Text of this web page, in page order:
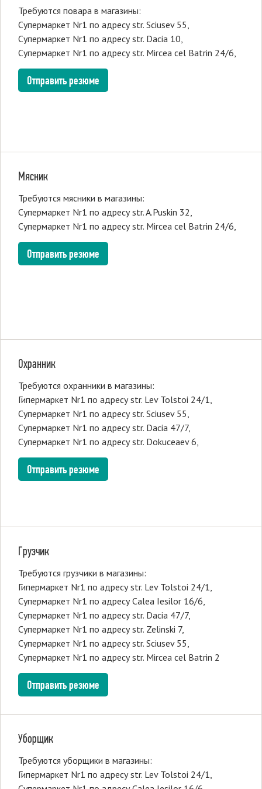
Требуются повара в магазины:
Супермаркет Nr1 по адресу str. Sciusev 55,
Супермаркет Nr1 по адресу str. Dacia 10,
Супермаркет Nr1 по адресу str. Mircea cel Batrin 24/6,
Отправить резюме
Мясник
Требуются мясники в магазины:
Супермаркет Nr1 по адресу str. A.Puskin 32,
Супермаркет Nr1 по адресу str. Mircea cel Batrin 24/6,
Отправить резюме
Охранник
Требуются охранники в магазины:
Гипермаркет Nr1 по адресу str. Lev Tolstoi 24/1,
Супермаркет Nr1 по адресу str. Sciusev 55,
Супермаркет Nr1 по адресу str. Dacia 47/7,
Супермаркет Nr1 по адресу str. Dokuceaev 6,
Отправить резюме
Грузчик
Требуются грузчики в магазины:
Гипермаркет Nr1 по адресу str. Lev Tolstoi 24/1,
Супермаркет Nr1 по адресу Calea Iesilor 16/6,
Супермаркет Nr1 по адресу str. Dacia 47/7,
Супермаркет Nr1 по адресу str. Zelinski 7,
Супермаркет Nr1 по адресу str. Sciusev 55,
Супермаркет Nr1 по адресу str. Mircea cel Batrin 2
Отправить резюме
Уборщик
Требуются уборщики в магазины:
Гипермаркет Nr1 по адресу str. Lev Tolstoi 24/1,